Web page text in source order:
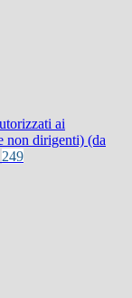
ai
non dirigenti) (da
249